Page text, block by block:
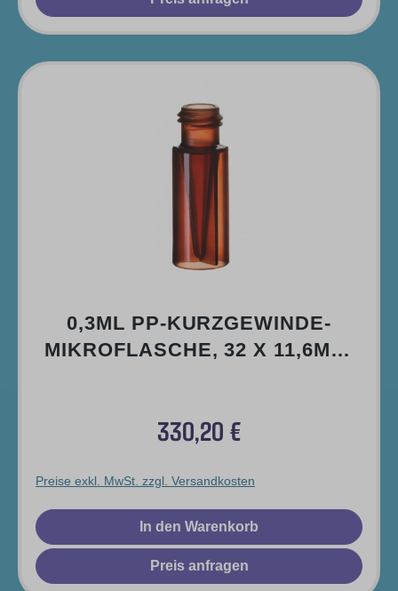
0,3ML PP-KURZGEWINDE-
MIKROFLASCHE, 32 X 11,6MM,
Regulärer Preis:
330,20 €
Preise exkl. MwSt. zzgl. Versandkosten
In den Warenkorb
Preis anfragen